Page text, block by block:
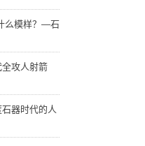
么模样？—石
攻人射箭
器时代的人